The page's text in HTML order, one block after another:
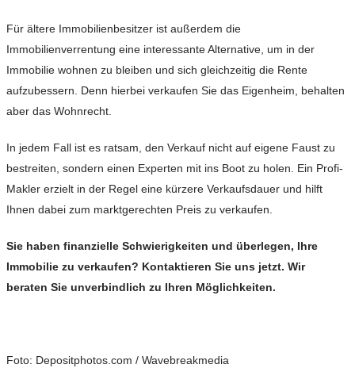
Für ältere Immobilienbesitzer ist außerdem die
Immobilienverrentung eine interessante Alternative, um in der
Immobilie wohnen zu bleiben und sich gleichzeitig die Rente
aufzubessern. Denn hierbei verkaufen Sie das Eigenheim, behalten
aber das Wohnrecht.
In jedem Fall ist es ratsam, den Verkauf nicht auf eigene Faust zu
bestreiten, sondern einen Experten mit ins Boot zu holen. Ein Profi-
Makler erzielt in der Regel eine kürzere Verkaufsdauer und hilft
Ihnen dabei zum marktgerechten Preis zu verkaufen.
Sie haben finanzielle Schwierigkeiten und überlegen, Ihre
Immobilie zu verkaufen? Kontaktieren Sie uns jetzt. Wir
beraten Sie unverbindlich zu Ihren Möglichkeiten.
Foto: Depositphotos.com / Wavebreakmedia